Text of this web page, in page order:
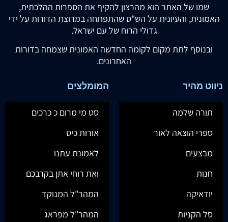
שמו של האתר הוא מהרצון להקיף את הספרות ההלכתית,
האמונית, והעיונית על הש"ס שהתפתחה במרוצת הדורות על ידי
גדולי הרוח של עם ישראל.
ובנוסף לתת מקום לקומה החדשה האמונית שצמחה בדורות
האחרונים.
ניווט מהיר
תורה שלמה
ספרי הוצאה לאור
מבצעים
חנות
יודאיקה
סל הקניות
המומלצים
סט מי מרום כ כרכים
אורות כיס
לאמונת עתנו
ואת רוחי אתן בקרבכם
המהר"ל המנוקד
המהר"ל מפראג